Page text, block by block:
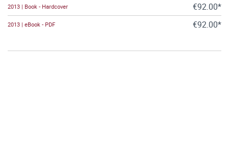
2013 | Book - Hardcover €92.00*
2013 | eBook - PDF €92.00*